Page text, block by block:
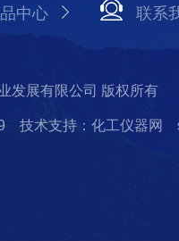
中心 联系
发展有限公司 版权所有
技术支持：化工仪器网